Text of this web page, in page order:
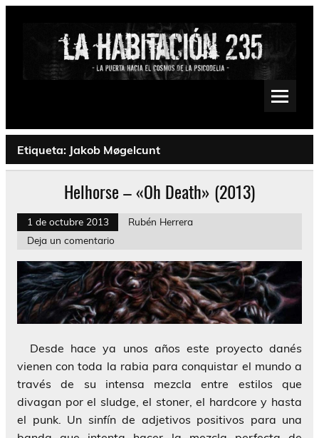
Saltar
Psychedelic, Stoner, Doom, Sludge, Fuzz, Space, Drone
Etiqueta: Jakob Møgelcunt
Helhorse – «Oh Death» (2013)
1 de octubre 2013
Rubén Herrera
Deja un comentario
Desde hace ya unos años este proyecto danés
vienen con toda la rabia para conquistar el mundo a
través de su intensa mezcla entre estilos que
divagan por el sludge, el stoner, el hardcore y hasta
el punk. Un sinfín de adjetivos positivos para una